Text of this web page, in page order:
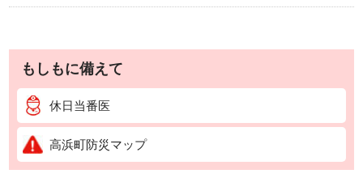
もしもに備えて
休日当番医
高浜町防災マップ